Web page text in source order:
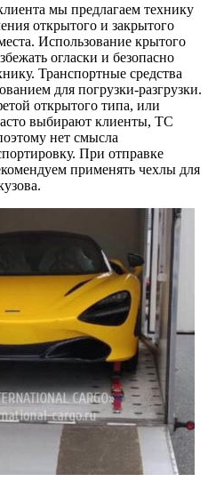
мы предлагаем технику
открытого и закрытого
Использование крытого
огласки и безопасно
Транспортные средства
для погрузки-разгрузки.
открытого типа, или
выбирают клиенты, ТС
нет смысла
При отправке
применять чехлы для